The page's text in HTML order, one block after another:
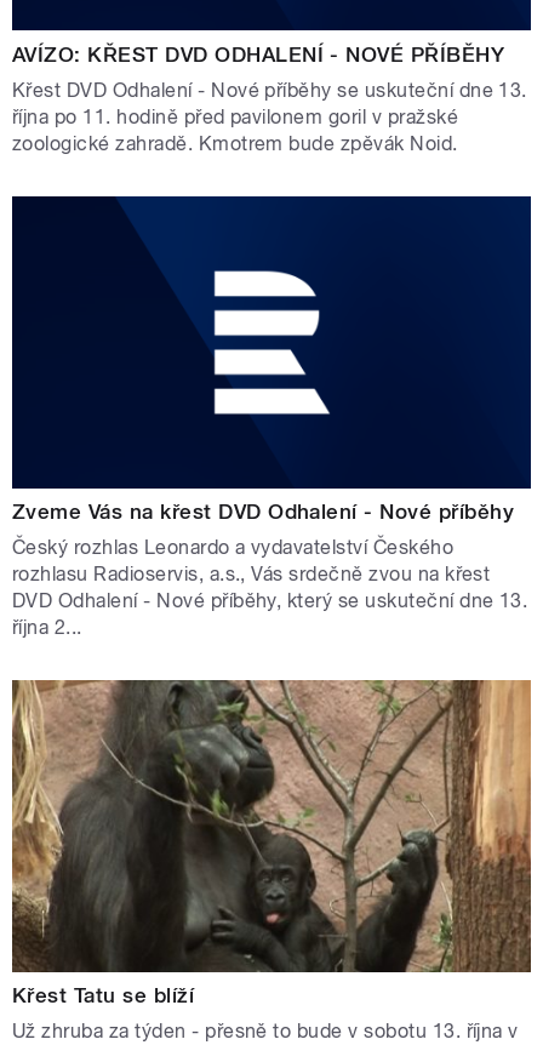
AVÍZO: KŘEST DVD ODHALENÍ - NOVÉ PŘÍBĚHY
Křest DVD Odhalení - Nové příběhy se uskuteční dne 13.
října po 11. hodině před pavilonem goril v pražské
zoologické zahradě. Kmotrem bude zpěvák Noid.
Zveme Vás na křest DVD Odhalení - Nové příběhy
Český rozhlas Leonardo a vydavatelství Českého
rozhlasu Radioservis, a.s., Vás srdečně zvou na křest
DVD Odhalení - Nové příběhy, který se uskuteční dne 13.
října 2...
Křest Tatu se blíží
Už zhruba za týden - přesně to bude v sobotu 13. října v